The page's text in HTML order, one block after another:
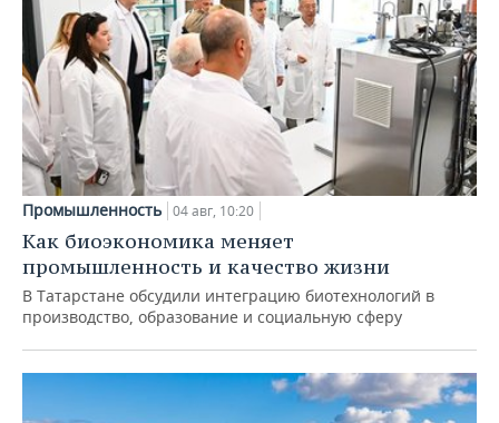
Промышленность 04 авг, 10:20
Как биоэкономика меняет
промышленность и качество жизни
В Татарстане обсудили интеграцию биотехнологий в
производство, образование и социальную сферу